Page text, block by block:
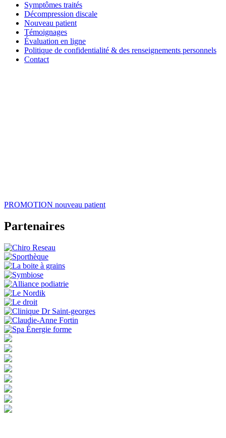
Symptômes traités
Décompression discale
Nouveau patient
Témoignages
Évaluation en ligne
Politique de confidentialité & des renseignements personnels
Contact
PROMOTION nouveau patient
Partenaires